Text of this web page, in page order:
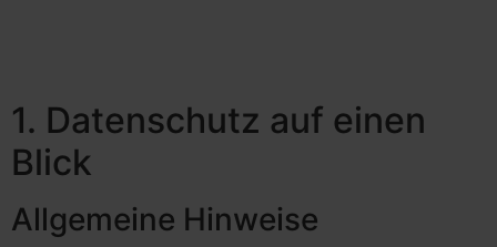
1. Datenschutz auf einen
Blick
Allgemeine Hinweise